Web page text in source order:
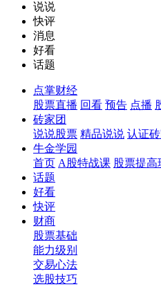
说说
快评
消息
好看
话题
点掌财经
股票直播 回看 预告 点播
砖家团
说说股票 精品说说 认证
牛金学园
首页 A股特战课 股票提高
话题
好看
快评
财商
股票基础
能力级别
交易心法
选股技巧